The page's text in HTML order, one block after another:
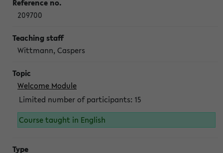
209700
Wittmann, Caspers
Welcome Module
Limited number of participants: 15
Course taught in English